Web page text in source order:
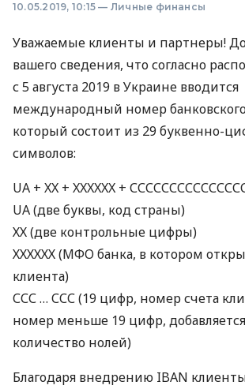
10.05.2019, 10:15 — Личные финансы
Уважаемые клиенты и партнеры!
вашего сведения, что согласно
с 5 августа 2019 в Украине вводится
международный номер
который состоит из 29 буквенно-
символов:
UA + XX + XXXXXX +
UA (две буквы, код страны)
ХХ (две контрольные цифры)
ХХХХХХ(МФО банка, в котором
клиента)
ССС… ССС(19 цифр, номер счета
номер меньше 19 цифр,
количество нолей)
Благодаря внедрению IBAN